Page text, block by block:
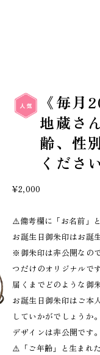
《毎月
地蔵さ
齢、性
くださ
¥2,000
⚠️備考欄に「お名前」
お誕生日御朱印はお誕
※御朱印は非公開なの
つだけのオリジナルで
届くまでどのような御
お誕生日御朱印はご本
していかがでしょうか。
デザインは非公開です
⚠️「ご年齢」と生まれ